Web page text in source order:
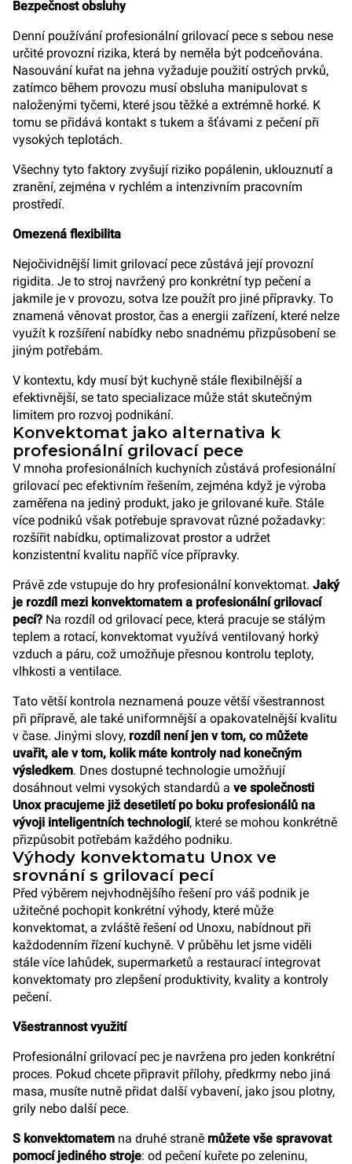
Bezpečnost obsluhy
Denní používání profesionální grilovací pece s sebou nese
určité provozní rizika, která by neměla být podceňována.
Nasouvání kuřat na jehna vyžaduje použití ostrých prvků,
zatímco během provozu musí obsluha manipulovat s
naloženými tyčemi, které jsou těžké a extrémně horké. K
tomu se přidává kontakt s tukem a šťávami z pečení při
vysokých teplotách.
Všechny tyto faktory zvyšují riziko popálenin, uklouznutí a
zranění, zejména v rychlém a intenzivním pracovním
prostředí.
Omezená flexibilita
Nejočividnější limit grilovací pece zůstává její provozní
rigidita. Je to stroj navržený pro konkrétní typ pečení a
jakmile je v provozu, sotva lze použít pro jiné přípravky. To
znamená věnovat prostor, čas a energii zařízení, které nelze
využít k rozšíření nabídky nebo snadnému přizpůsobení se
jiným potřebám.
V kontextu, kdy musí být kuchyně stále flexibilnější a
efektivnější, se tato specializace může stát skutečným
limitem pro rozvoj podnikání.
Konvektomat jako alternativa k
profesionální grilovací pece
V mnoha profesionálních kuchyních zůstává profesionální
grilovací pec efektivním řešením, zejména když je výroba
zaměřena na jediný produkt, jako je grilované kuře. Stále
více podniků však potřebuje spravovat různé požadavky:
rozšířit nabídku, optimalizovat prostor a udržet
konzistentní kvalitu napříč více přípravky.
Právě zde vstupuje do hry profesionální konvektomat. Jaký
je rozdíl mezi konvektomatem a profesionální grilovací
pecí? Na rozdíl od grilovací pece, která pracuje se stálým
teplem a rotací, konvektomat využívá ventilovaný horký
vzduch a páru, což umožňuje přesnou kontrolu teploty,
vlhkosti a ventilace.
Tato větší kontrola neznamená pouze větší všestrannost
při přípravě, ale také uniformnější a opakovatelnější kvalitu
v čase. Jinými slovy, rozdíl není jen v tom, co můžete
uvařit, ale v tom, kolik máte kontroly nad konečným
výsledkem. Dnes dostupné technologie umožňují
dosáhnout velmi vysokých standardů a ve společnosti
Unox pracujeme již desetiletí po boku profesionálů na
vývoji inteligentních technologií, které se mohou konkrétně
přizpůsobit potřebám každého podniku.
Výhody konvektomatu Unox ve
srovnání s grilovací pecí
Před výběrem nejvhodnějšího řešení pro váš podnik je
užitečné pochopit konkrétní výhody, které může
konvektomat, a zvláště řešení od Unoxu, nabídnout při
každodenním řízení kuchyně. V průběhu let jsme viděli
stále více lahůdek, supermarketů a restaurací integrovat
konvektomaty pro zlepšení produktivity, kvality a kontroly
pečení.
Všestrannost využití
Profesionální grilovací pec je navržena pro jeden konkrétní
proces. Pokud chcete připravit přílohy, předkrmy nebo jiná
masa, musíte nutně přidat další vybavení, jako jsou plotny,
grily nebo další pece.
S konvektomatem na druhé straně můžete vše spravovat
pomocí jediného stroje: od pečení kuřete po zeleninu,